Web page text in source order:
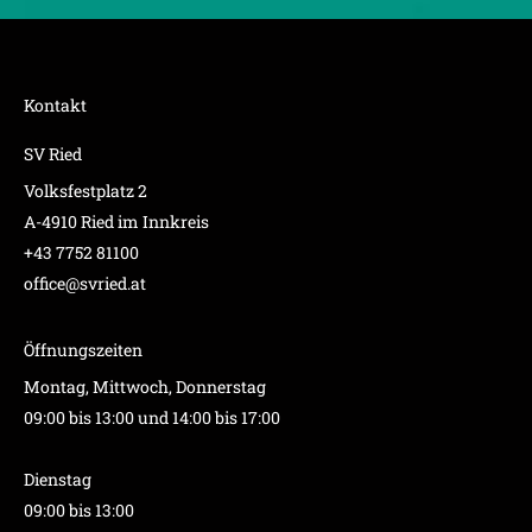
Kontakt
SV Ried
Volksfestplatz 2
A-4910 Ried im Innkreis
+43 7752 81100
office@svried.at
Öffnungszeiten
Montag, Mittwoch, Donnerstag
09:00 bis 13:00 und 14:00 bis 17:00
Dienstag
09:00 bis 13:00